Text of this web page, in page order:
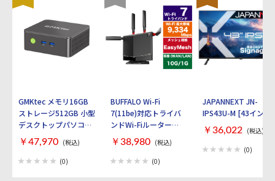
GMKtec メモリ16GB
ストレージ512GB 小型
デスクトップパソコン
GMKtec NucBox G3S
GMK-G3S-16/512-
W11PRO(N95)
￥47,970 (税込)
(0)
BUFFALO Wi-Fi
7(11be)対応トライバ
ンドWi-Fiルーター
AirStation
WXR9300BE6P [ブラ
ック]
￥38,980 (税込)
(0)
JAPANNEXT JN-
IPS43U-M [43インチ]
￥36,022 (税込)
(0)